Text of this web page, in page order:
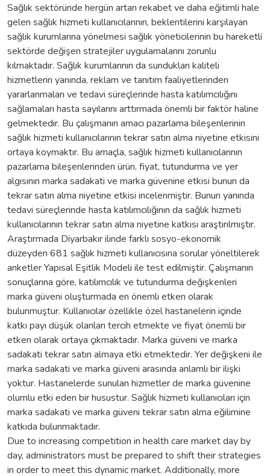
Sağlık sektöründe hergün artan rekabet ve daha eğitimli hale
gelen sağlık hizmeti kullanıcılarının, beklentilerini karşılayan
sağlık kurumlarına yönelmesi sağlık yöneticilerinin bu hareketli
sektörde değişen stratejiler uygulamalarını zorunlu
kılmaktadır. Sağlık kurumlarının da sundukları kaliteli
hizmetlerin yanında, reklam ve tanıtım faaliyetlerinden
yararlanmaları ve tedavi süreçlerinde hasta katılımcılığını
sağlamaları hasta sayılarını arttırmada önemli bir faktör haline
gelmektedir. Bu çalışmanın amacı pazarlama bileşenlerinin
sağlık hizmeti kullanıcılarının tekrar satın alma niyetine etkisini
ortaya koymaktır. Bu amaçla, sağlık hizmeti kullanıcılarının
pazarlama bileşenlerinden ürün, fiyat, tutundurma ve yer
algısının marka sadakati ve marka güvenine etkisi bunun da
tekrar satın alma niyetine etkisi incelenmiştir. Bunun yanında
tedavi süreçlerinde hasta katılımcılığının da sağlık hizmeti
kullanıcılarının tekrar satın alma niyetine katkısı araştırılmıştır.
Araştırmada Diyarbakır ilinde farklı sosyo-ekonomik
düzeyden 681 sağlık hizmeti kullanıcısına sorular yöneltilerek
anketler Yapısal Eşitlik Modeli ile test edilmiştir. Çalışmanın
sonuçlarına göre, katılımcılık ve tutundurma değişkenleri
marka güveni oluşturmada en önemli etken olarak
bulunmuştur. Kullanıcılar özellikle özel hastanelerin içinde
katkı payı düşük olanları tercih etmekte ve fiyat önemli bir
etken olarak ortaya çıkmaktadır. Marka güveni ve marka
sadakati tekrar satın almaya etki etmektedir. Yer değişkeni ile
marka sadakati ve marka güveni arasında anlamlı bir ilişki
yoktur. Hastanelerde sunulan hizmetler de marka güvenine
olumlu etki eden bir husustur. Sağlık hizmeti kullanıcıları için
marka sadakati ve marka güveni tekrar satın alma eğilimine
katkıda bulunmaktadır.
Due to increasing competition in health care market day by
day, administrators must be prepared to shift their strategies
in order to meet this dynamic market. Additionally, more